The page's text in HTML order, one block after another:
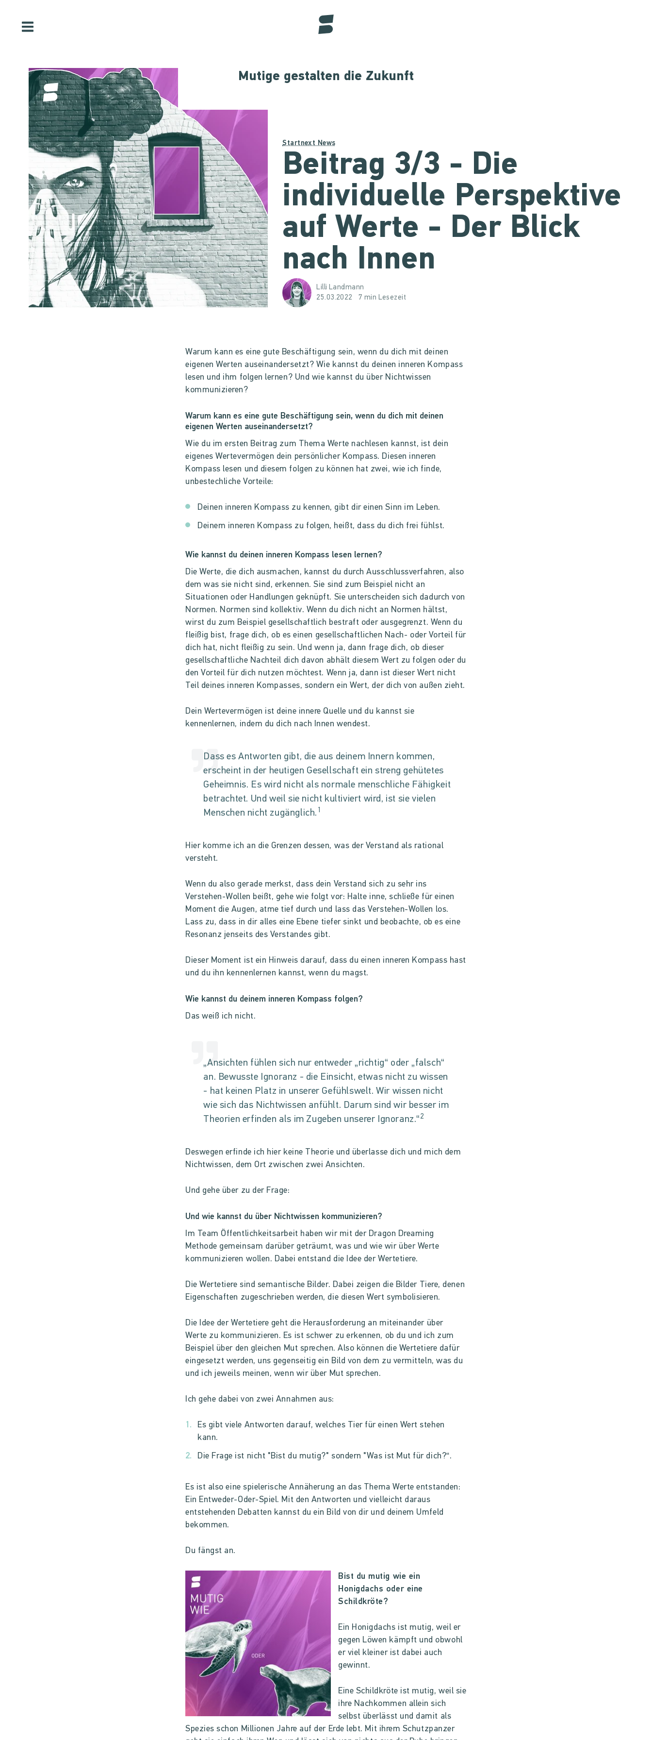
Mutige gestalten die Zukunft
Startnext News
Beitrag 3/3 - Die
individuelle Perspektive
auf Werte - Der Blick
nach Innen
Lilli Landmann
25.03.2022
7 min Lesezeit
Warum kann es eine gute Beschäftigung sein, wenn du dich mit deinen
eigenen Werten auseinandersetzt? Wie kannst du deinen inneren Kompass
lesen und ihm folgen lernen? Und wie kannst du über Nichtwissen
kommunizieren?
Warum kann es eine gute Beschäftigung sein, wenn du dich mit deinen
eigenen Werten auseinandersetzt?
Wie du im ersten Beitrag zum Thema Werte nachlesen kannst, ist dein
eigenes Wertevermögen dein persönlicher Kompass. Diesen inneren
Kompass lesen und diesem folgen zu können hat zwei, wie ich finde,
unbestechliche Vorteile:
Deinen inneren Kompass zu kennen, gibt dir einen Sinn im Leben.
Deinem inneren Kompass zu folgen, heißt, dass du dich frei fühlst.
Wie kannst du deinen inneren Kompass lesen lernen?
Die Werte, die dich ausmachen, kannst du durch Ausschlussverfahren, also
dem was sie nicht sind, erkennen. Sie sind zum Beispiel nicht an
Situationen oder Handlungen geknüpft. Sie unterscheiden sich dadurch von
Normen. Normen sind kollektiv. Wenn du dich nicht an Normen hältst,
wirst du zum Beispiel gesellschaftlich bestraft oder ausgegrenzt. Wenn du
fleißig bist, frage dich, ob es einen gesellschaftlichen Nach- oder Vorteil für
dich hat, nicht fleißig zu sein. Und wenn ja, dann frage dich, ob dieser
gesellschaftliche Nachteil dich davon abhält diesem Wert zu folgen oder du
den Vorteil für dich nutzen möchtest. Wenn ja, dann ist dieser Wert nicht
Teil deines inneren Kompasses, sondern ein Wert, der dich von außen zieht.
Dein Wertevermögen ist deine innere Quelle und du kannst sie
kennenlernen, indem du dich nach Innen wendest.
Dass es Antworten gibt, die aus deinem Innern kommen,
erscheint in der heutigen Gesellschaft ein streng gehütetes
Geheimnis. Es wird nicht als normale menschliche Fähigkeit
betrachtet. Und weil sie nicht kultiviert wird, ist sie vielen
Menschen nicht zugänglich.
Hier komme ich an die Grenzen dessen, was der Verstand als rational
versteht.
Wenn du also gerade merkst, dass dein Verstand sich zu sehr ins
Verstehen-Wollen beißt, gehe wie folgt vor: Halte inne, schließe für einen
Moment die Augen, atme tief durch und lass das Verstehen-Wollen los.
Lass zu, dass in dir alles eine Ebene tiefer sinkt und beobachte, ob es eine
Resonanz jenseits des Verstandes gibt.
Dieser Moment ist ein Hinweis darauf, dass du einen inneren Kompass hast
und du ihn kennenlernen kannst, wenn du magst.
Wie kannst du deinem inneren Kompass folgen?
Das weiß ich nicht.
„Ansichten fühlen sich nur entweder „richtig“ oder „falsch“
an. Bewusste Ignoranz - die Einsicht, etwas nicht zu wissen
- hat keinen Platz in unserer Gefühlswelt. Wir wissen nicht
wie sich das Nichtwissen anfühlt. Darum sind wir besser im
Theorien erfinden als im Zugeben unserer Ignoranz.“ 2
Deswegen erfinde ich hier keine Theorie und überlasse dich und mich dem
Nichtwissen, dem Ort zwischen zwei Ansichten.
Und gehe über zu der Frage:
Und wie kannst du über Nichtwissen kommunizieren?
Im Team Öffentlichkeitsarbeit haben wir mit der Dragon Dreaming
Methode gemeinsam darüber geträumt, was und wie wir über Werte
kommunizieren wollen. Dabei entstand die Idee der Wertetiere.
Die Wertetiere sind semantische Bilder. Dabei zeigen die Bilder Tiere, denen
Eigenschaften zugeschrieben werden, die diesen Wert symbolisieren.
Die Idee der Wertetiere geht die Herausforderung an miteinander über
Werte zu kommunizieren. Es ist schwer zu erkennen, ob du und ich zum
Beispiel über den gleichen Mut sprechen. Also können die Wertetiere dafür
eingesetzt werden, uns gegenseitig ein Bild von dem zu vermitteln, was du
und ich jeweils meinen, wenn wir über Mut sprechen.
Ich gehe dabei von zwei Annahmen aus:
Es gibt viele Antworten darauf, welches Tier für einen Wert stehen
kann.
Die Frage ist nicht "Bist du mutig?" sondern "Was ist Mut für dich?“.
Es ist also eine spielerische Annäherung an das Thema Werte entstanden:
Ein Entweder-Oder-Spiel. Mit den Antworten und vielleicht daraus
entstehenden Debatten kannst du ein Bild von dir und deinem Umfeld
bekommen.
Du fängst an.
Bist du mutig wie ein
Honigdachs oder eine
Schildkröte?
Ein Honigdachs ist mutig, weil er
gegen Löwen kämpft und obwohl
er viel kleiner ist dabei auch
gewinnt.
Eine Schildkröte ist mutig, weil sie
ihre Nachkommen allein sich
selbst überlässt und damit als
Spezies schon Millionen Jahre auf der Erde lebt. Mit ihrem Schutzpanzer